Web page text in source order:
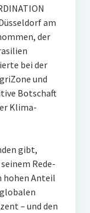
am
der
bei der
und
Botschaft
Klima-
gibt,
Rede-
hohen Anteil
– und den